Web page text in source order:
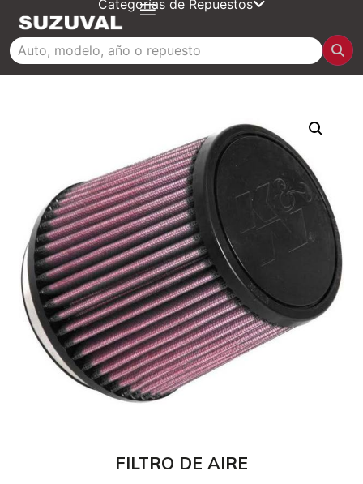
Categorías de Repuestos
FILTRO DE AIRE